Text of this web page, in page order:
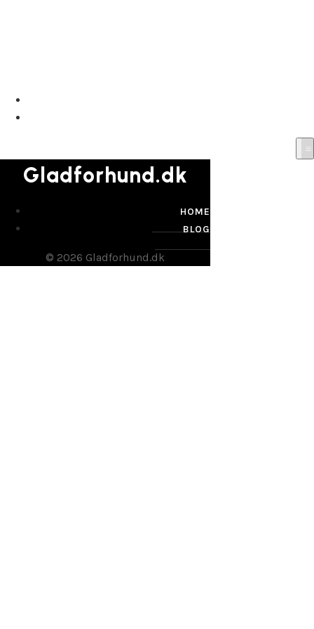
Gladforhund.dk
HOME
BLOG
© 2026 Gladforhund.dk